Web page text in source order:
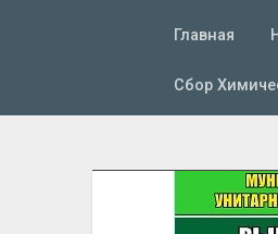
Главная
Сбор